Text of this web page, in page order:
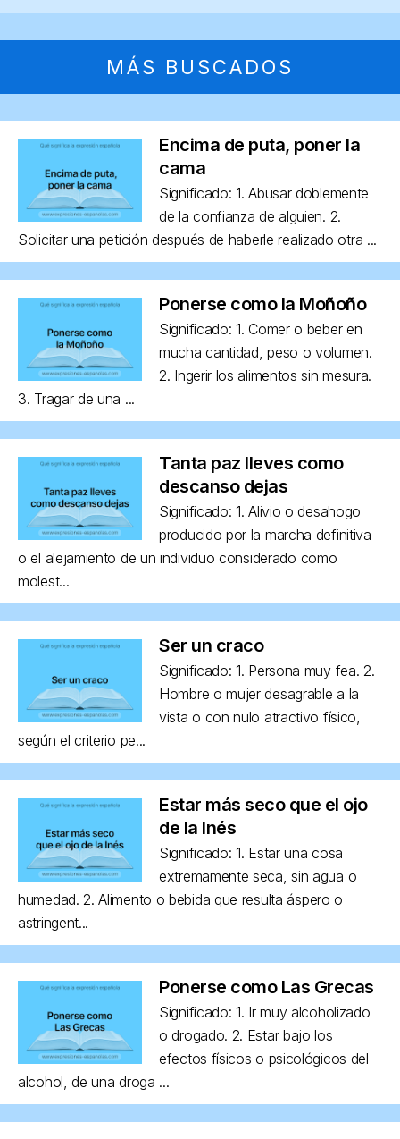
MÁS BUSCADOS
Encima de puta, poner la
cama
Significado: 1. Abusar doblemente
de la confianza de alguien. 2.
Solicitar una petición después de haberle realizado otra ...
Ponerse como la Moñoño
Significado: 1. Comer o beber en
mucha cantidad, peso o volumen.
2. Ingerir los alimentos sin mesura.
3. Tragar de una ...
Tanta paz lleves como
descanso dejas
Significado: 1. Alivio o desahogo
producido por la marcha definitiva
o el alejamiento de un individuo considerado como
molest...
Ser un craco
Significado: 1. Persona muy fea. 2.
Hombre o mujer desagrable a la
vista o con nulo atractivo físico,
según el criterio pe...
Estar más seco que el ojo
de la Inés
Significado: 1. Estar una cosa
extremamente seca, sin agua o
humedad. 2. Alimento o bebida que resulta áspero o
astringent...
Ponerse como Las Grecas
Significado: 1. Ir muy alcoholizado
o drogado. 2. Estar bajo los
efectos físicos o psicológicos del
alcohol, de una droga ...